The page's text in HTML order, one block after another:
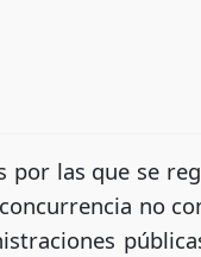
por las que se
no